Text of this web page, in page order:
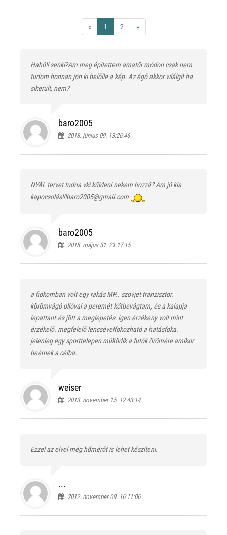
« 1 2 »
Hahó!! senki?Am meg épitettem amatőr módon csak nem
tudom honnan jön ki belőlle a kép. Az égő akkor vilálgít ha
sikerült, nem?
baro2005
2018. június 09. 13:26:46
NYÁL tervet tudna vki kűldeni nekem hozzá? Am jó kis
kapocsolás!!!baro2005@gmail.com
baro2005
2018. május 31. 21:17:15
a fiokomban volt egy rakás MP.. szovjet tranzisztor.
körömvágó ollóval a peremét kötbevágtam, és a kalapja
lepattant.és jött a meglepetés: igen érzékeny volt mint
érzékelő. megfelelő lencsévelfokozható a hatásfoka.
jelenleg egy sporttelepen működik a futók örömére amikor
beérnek a célba.
weiser
2013. november 15. 12:43:14
Ezzel az elvel még hőmérőt is lehet készíteni.
...
2012. november 09. 16:11:06